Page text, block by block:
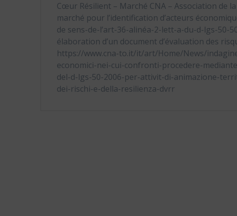
Cœur Résilient – Marché CNA – Association de
marché pour l’identification d’acteurs
de sens-de-l’art-36-alinéa-2-lett-a-du-d-lgs-50-
élaboration d’un document d’évaluation des
https://www.cna-to.it/it/art/Home/News/
economici-nei-cui-confronti-procedere-
del-d-lgs-50-2006-per-attivit-di-animazione-
dei-rischi-e-della-resilienza-dvrr